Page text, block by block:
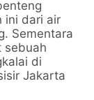
ini dari air
Sementara
sebuah
di
Jakarta